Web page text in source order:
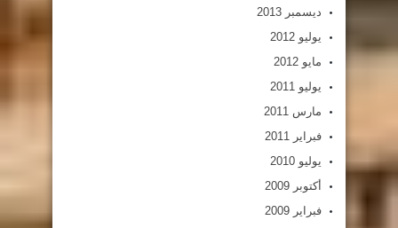
ديسمبر 2013
يوليو 2012
مايو 2012
يوليو 2011
مارس 2011
فبراير 2011
يوليو 2010
أكتوبر 2009
فبراير 2009